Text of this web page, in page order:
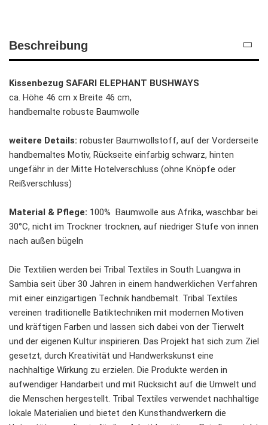
Beschreibung
Kissenbezug SAFARI ELEPHANT BUSHWAYS
ca. Höhe 46 cm x Breite 46 cm,
handbemalte robuste Baumwolle
weitere Details: robuster Baumwollstoff, auf der Vorderseite
handbemaltes Motiv, Rückseite einfarbig schwarz, hinten
ungefähr in der Mitte Hotelverschluss (ohne Knöpfe oder
Reißverschluss)
Material & Pflege: 100% Baumwolle aus Afrika, waschbar bei
30°C, nicht im Trockner trocknen, auf niedriger Stufe von innen
nach außen bügeln
Die Textilien werden bei Tribal Textiles in South Luangwa in
Sambia seit über 30 Jahren in einem handwerklichen Verfahren
mit einer einzigartigen Technik handbemalt. Tribal Textiles
vereinen traditionelle Batiktechniken mit modernen Motiven
und kräftigen Farben und lassen sich dabei von der Tierwelt
und der eigenen Kultur inspirieren. Das Projekt hat sich zum Ziel
gesetzt, durch Kreativität und Handwerkskunst eine
nachhaltige Wirkung zu erzielen. Die Produkte werden in
aufwendiger Handarbeit und mit Rücksicht auf die Umwelt und
die Menschen hergestellt. Tribal Textiles verwendet nachhaltige
lokale Materialien und bietet den Kunsthandwerkern die